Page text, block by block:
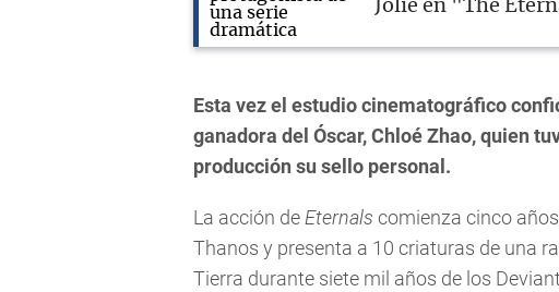
Jolie en "The
Esta vez el estudio cinematográfico
ganadora del Óscar, Chloé Zhao, quien
producción su sello personal.
La acción de Eternals comienza cinco
Thanos y presenta a 10 criaturas de una
Tierra durante siete mil años de los